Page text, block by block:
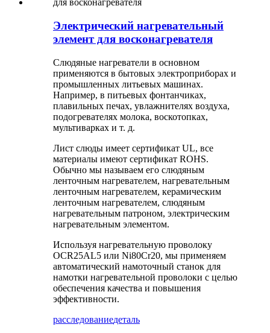
Электрический нагревательный
элемент для восконагревателя
Слюдяные нагреватели в основном
применяются в бытовых электроприборах и
промышленных литьевых машинах.
Например, в питьевых фонтанчиках,
плавильных печах, увлажнителях воздуха,
подогревателях молока, воскотопках,
мультиварках и т. д.
Лист слюды имеет сертификат UL, все
материалы имеют сертификат ROHS.
Обычно мы называем его слюдяным
ленточным нагревателем, нагревательным
ленточным нагревателем, керамическим
ленточным нагревателем, слюдяным
нагревательным патроном, электрическим
нагревательным элементом.
Используя нагревательную проволоку
OCR25AL5 или Ni80Cr20, мы применяем
автоматический намоточный станок для
намотки нагревательной проволоки с целью
обеспечения качества и повышения
эффективности.
расследованиедеталь